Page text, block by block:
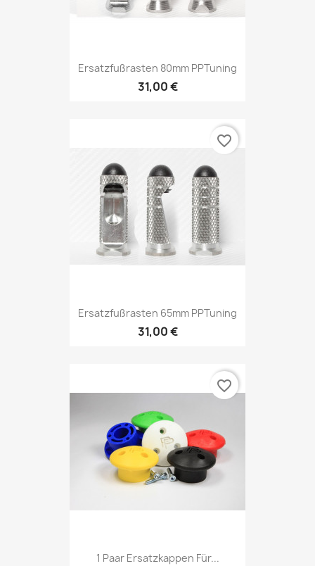
Ersatzfußrasten 80mm PPTuning
31,00 €
Ersatzfußrasten 65mm PPTuning
31,00 €
favorite_border
1 Paar Ersatzkappen Für...
favorite_border